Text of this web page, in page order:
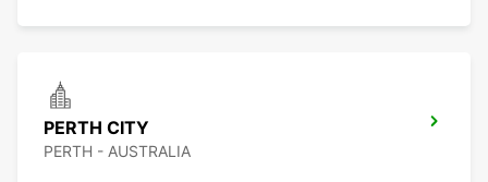
PERTH CITY
PERTH - AUSTRALIA